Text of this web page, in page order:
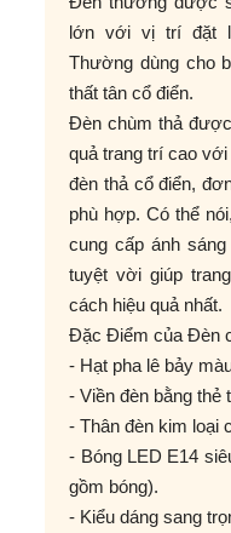
lớn với vị trí đặt
Thường dùng cho
thất tân cổ điển.
Đèn chùm thả
quả trang trí cao
đèn thả cổ điển,
phù hợp. Có thể
cung cấp ánh
tuyệt vời giúp
cách hiệu quả nhất.
Đặc Điểm của Đèn
- Hạt pha lê bảy
- Viền đèn bằng thẻ
- Thân đèn kim loại
- Bóng LED E14
gồm bóng).
- Kiểu dáng sang